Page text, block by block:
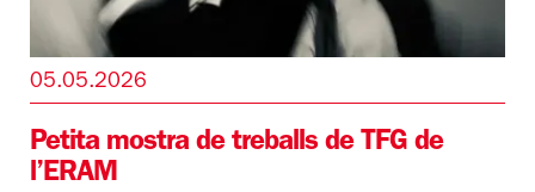
05.05.2026
Petita mostra de treballs de TFG de
l’ERAM